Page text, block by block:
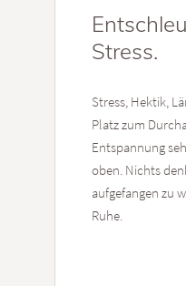
Stress.
Stress, Hektik,
Platz zum
Entspannung
oben. Nichts
aufgefangen zu
Ruhe.